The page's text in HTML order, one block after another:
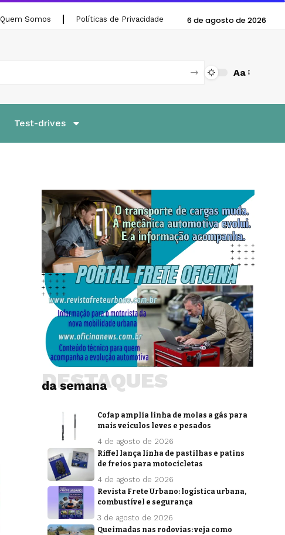
Quem Somos Políticas de Privacidade 6 de agosto de 2026
Aa
Test-drives
da semana
DESTAQUES
Cofap amplia linha de molas a gás para
mais veículos leves e pesados
4 de agosto de 2026
Riffel lança linha de pastilhas e patins
de freios para motocicletas
4 de agosto de 2026
Revista Frete Urbano: logística urbana,
combustível e segurança
3 de agosto de 2026
Queimadas nas rodovias: veja como